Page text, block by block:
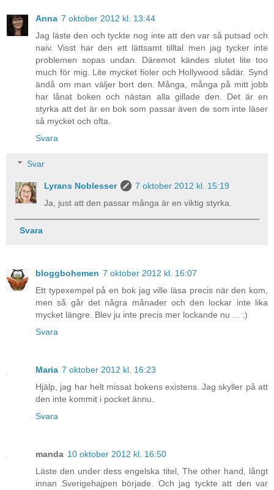
Anna 7 oktober 2012 kl. 13:44
Jag läste den och tyckte nog inte att den var så putsad och
naiv. Visst har den ett lättsamt tilltal men jag tycker inte
problemen sopas undan. Däremot kändes slutet lite too
much för mig. Lite mycket fioler och Hollywood sådär. Synd
ändå om man väljer bort den. Många, många på mitt jobb
har lånat boken och nästan alla gillade den. Det är en
styrka att det är en bok som passar även de som inte läser
så mycket och ofta.
Svara
Svar
Lyrans Noblesser
7 oktober 2012 kl. 15:19
Ja, just att den passar många är en viktig styrka.
Svara
bloggbohemen 7 oktober 2012 kl. 16:07
Ett typexempel på en bok jag ville läsa precis när den kom,
men så går det några månader och den lockar inte lika
mycket längre. Blev ju inte precis mer lockande nu ... :)
Svara
Maria 7 oktober 2012 kl. 16:23
Hjälp, jag har helt missat bokens existens. Jag skyller på att
den inte kommit i pocket ännu.
Svara
manda 10 oktober 2012 kl. 16:50
Läste den under dess engelska titel, The other hand, långt
innan Sverigehajpen började. Och jag tyckte att den var